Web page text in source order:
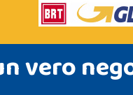
vero